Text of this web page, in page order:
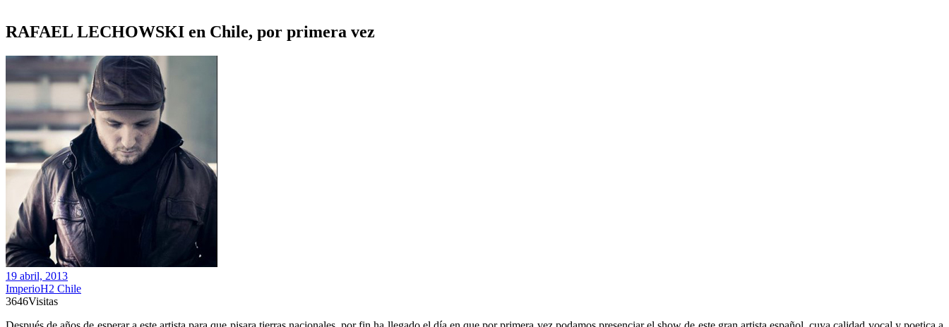
RAFAEL LECHOWSKI en Chile, por primera vez
19 abril, 2013
ImperioH2 Chile
3646Visitas